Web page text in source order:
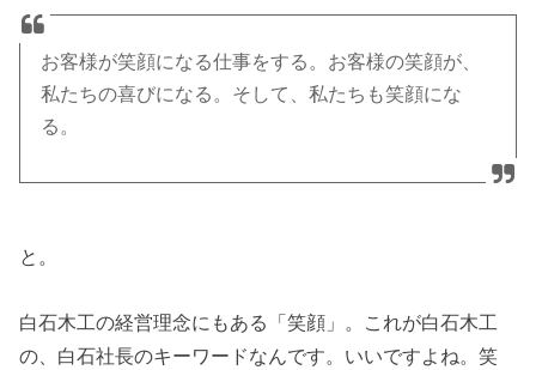
お客様が笑顔になる仕事をする。お客様の笑顔が、
私たちの喜びになる。そして、私たちも笑顔にな
る。
と。
白石木工の経営理念にもある「笑顔」。これが白石木工
の、白石社長のキーワードなんです。いいですよね。笑